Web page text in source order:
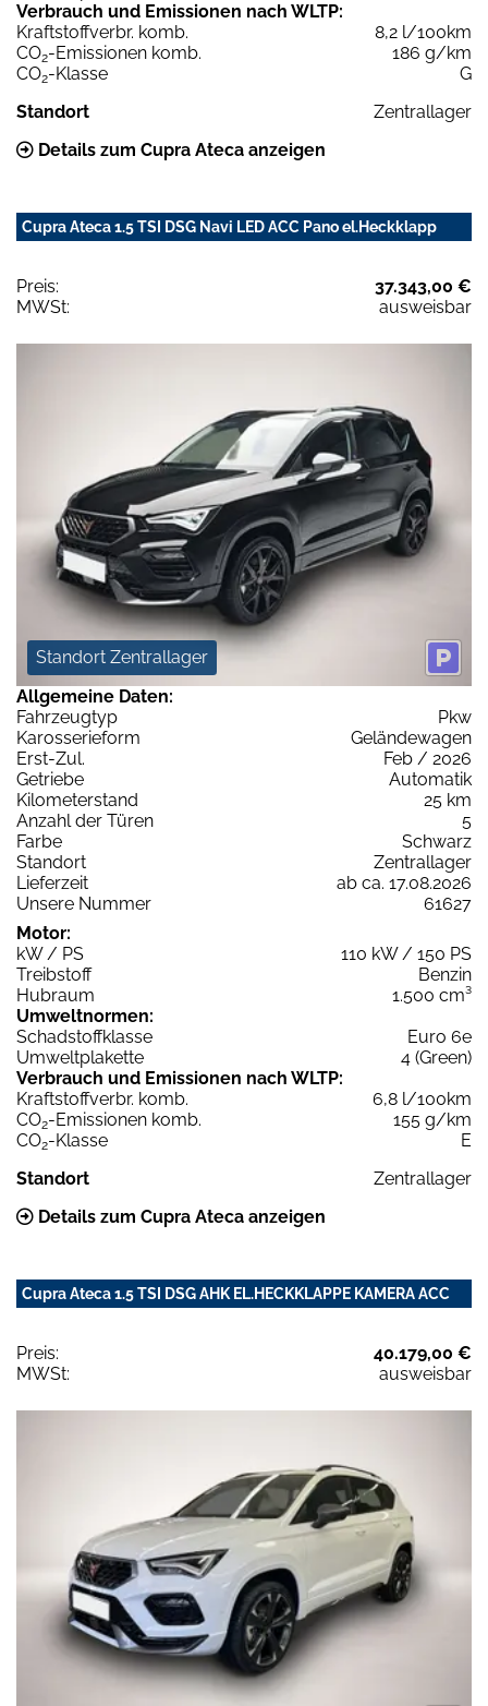
Verbrauch und Emissionen nach WLTP:
Kraftstoffverbr. komb.
8,2 l/100km
CO2-Emissionen komb.
186 g/km
CO2-Klasse
G
Standort
Zentrallager
Details zum Cupra Ateca anzeigen
Cupra Ateca 1.5 TSI DSG Navi LED ACC Pano el.Heckklapp
Preis:
37.343,00 €
MWSt:
ausweisbar
Standort Zentrallager
Allgemeine Daten:
Fahrzeugtyp
Pkw
Karosserieform
Geländewagen
Erst-Zul.
Feb / 2026
Getriebe
Automatik
Kilometerstand
25 km
Anzahl der Türen
5
Farbe
Schwarz
Standort
Zentrallager
Lieferzeit
ab ca. 17.08.2026
Unsere Nummer
61627
Motor:
kW / PS
110 kW / 150 PS
Treibstoff
Benzin
Hubraum
1.500 cm³
Umweltnormen:
Schadstoffklasse
Euro 6e
Umweltplakette
4 (Green)
Verbrauch und Emissionen nach WLTP:
Kraftstoffverbr. komb.
6,8 l/100km
CO2-Emissionen komb.
155 g/km
CO2-Klasse
E
Standort
Zentrallager
Details zum Cupra Ateca anzeigen
Cupra Ateca 1.5 TSI DSG AHK EL.HECKKLAPPE KAMERA ACC
Preis:
40.179,00 €
MWSt:
ausweisbar